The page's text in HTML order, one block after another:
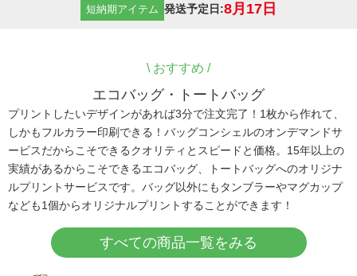
短納期アイテム 発送予定日:8月17日
\ おすすめ /
エコバッグ・トートバッグ
プリントしたいデザインがあれば3分で注文完了！1枚から作れて、
しかもフルカラー印刷できる！バッグコンシェルのオンデマンドサ
ービスだからこそできるクオリティとスピードと価格。15年以上の
実績があるからこそできるエコバッグ、トートバッグへのオリジナ
ルプリントサービスです。バッグ以外にもタンブラーやマグカップ
なども1個からオリジナルプリントすることができます！
すべての商品一覧をみる